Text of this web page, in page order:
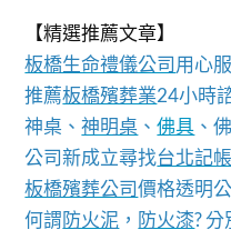
【精選推薦文章】
板橋生命禮儀公司用心
推薦板橋殯葬業24小時
神桌、神明桌 、佛具 、
公司新成立尋找台北記
板橋殯葬公司價格透明
何謂防火泥 ， 防火漆?